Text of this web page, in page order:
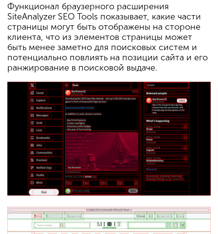
Функционал браузерного расширения
SiteAnalyzer SEO Tools показывает, какие части
страницы могут быть отображены на стороне
клиента, что из элементов страницы может
быть менее заметно для поисковых систем и
потенциально повлиять на позиции сайта и его
ранжирование в поисковой выдаче.